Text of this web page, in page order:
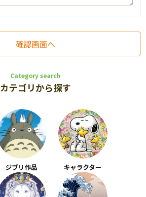
Category search
カテゴリから探す
ジブリ作品 キャラクター